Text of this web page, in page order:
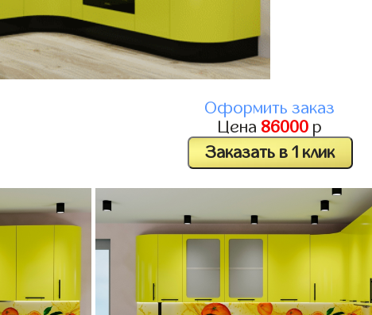
Оформить заказ
Цена 86000 р
Заказать в 1 клик